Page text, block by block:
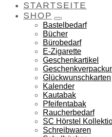
STARTSEITE
SHOP
Bastelbedarf
Bücher
Bürobedarf
E-Zigarette
Geschenkartikel
Glückwunschkarten
Kalender
Kautabak
Pfeifentabak
Raucherbedarf
SC Hörstel
Schreibwaren